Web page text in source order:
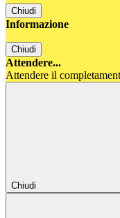
Chiudi
Informazione
Chiudi
Attendere...
Attendere il
Chiudi